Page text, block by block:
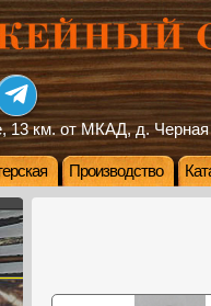
13 км. от МКАД, д. Черная
Производство